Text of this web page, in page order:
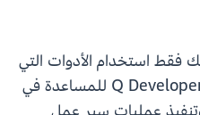
فقط استخدام الأدوات التي
كانت متوفرة أصلاً في Q Developer CLI للمساعدة في